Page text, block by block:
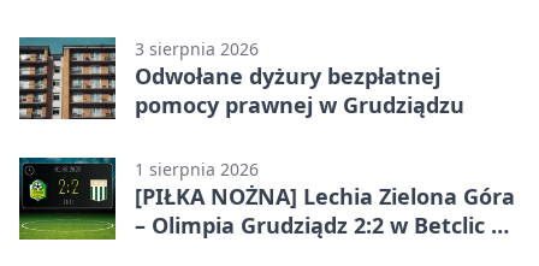
3 sierpnia 2026
Odwołane dyżury bezpłatnej
pomocy prawnej w Grudziądzu
1 sierpnia 2026
[PIŁKA NOŻNA] Lechia Zielona Góra
– Olimpia Grudziądz 2:2 w Betclic 2.